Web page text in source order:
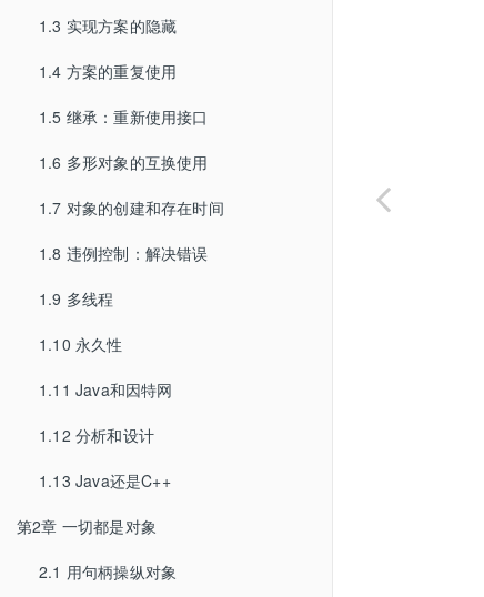
1.3 实现方案的隐藏
1.4 方案的重复使用
1.5 继承：重新使用接口
1.6 多形对象的互换使用
1.7 对象的创建和存在时间
1.8 违例控制：解决错误
1.9 多线程
1.10 永久性
1.11 Java和因特网
1.12 分析和设计
1.13 Java还是C++
第2章 一切都是对象
2.1 用句柄操纵对象